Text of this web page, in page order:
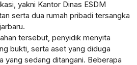
yakni Kantor Dinas ESDM
serta dua rumah pribadi tersangka
tersebut, penyidik menyita
bukti, serta aset yang diduga
yang sedang ditangani. Beberapa